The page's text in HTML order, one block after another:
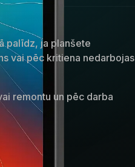
palīdz, ja planšete
vai pēc kritiena nedarbojas
remontu un pēc darba